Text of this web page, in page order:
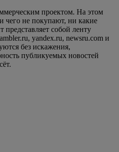
проектом. На этом
чего не покупают, ни какие
представляет собой ленту
yandex.ru, newsru.com и
без искажения,
публикуемых новостей